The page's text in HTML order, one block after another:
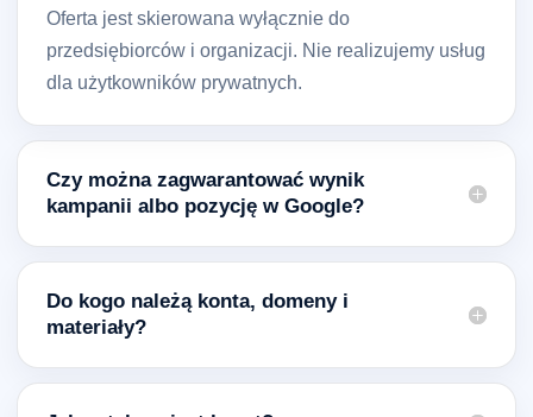
Oferta jest skierowana wyłącznie do
przedsiębiorców i organizacji. Nie realizujemy usług
dla użytkowników prywatnych.
Czy można zagwarantować wynik
kampanii albo pozycję w Google?
Do kogo należą konta, domeny i
materiały?